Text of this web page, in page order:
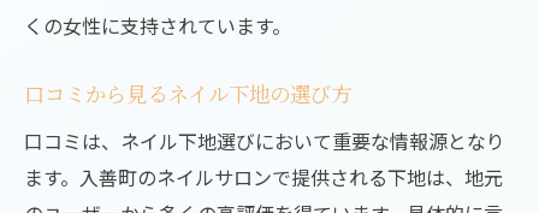
ト
ント
ネイル下地の種類を徹底解説あなたに合ったア
イテム選び
くの女性に支持されています。
口コミから見るネイル下地の選び方
口コミは、ネイル下地選びにおいて重要な情報源となり
ます。入善町のネイルサロンで提供される下地は、地元